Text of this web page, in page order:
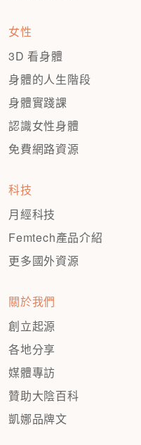
女性
3D 看身體
身體的人生階段
身體實踐課
認識女性身體
免費網路資源
科技
月經科技
Femtech產品介紹
更多國外資源
關於我們
創立起源
各地分享
媒體專訪
贊助大陰百科
凱娜品牌文